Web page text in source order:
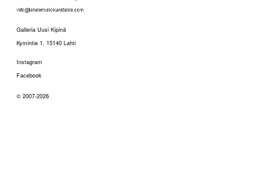
Galleria Uusi Kipinä
Kymintie 1, 15140 Lahti
Instagram
Facebook
© 2007-2026